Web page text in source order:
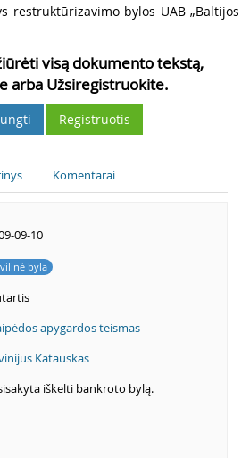
restruktūrizavimo bylos UAB „Baltijos
visą dokumento tekstą,
arba Užsiregistruokite.
Registruotis
Komentarai
09-10
byla
apygardos teismas
Katauskas
iškelti bankroto bylą.